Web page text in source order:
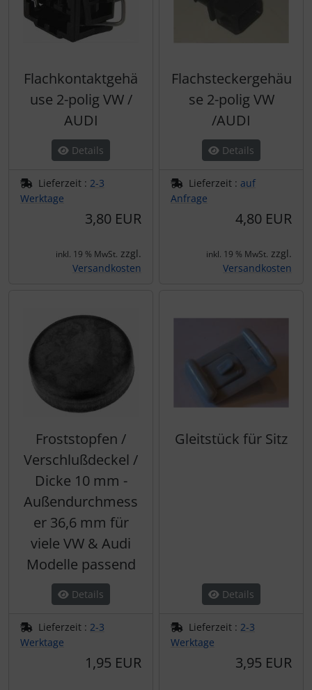
Flachkontaktgehä
use 2-polig VW /
AUDI
Details
Lieferzeit : 2-3
Werktage
3,80 EUR
inkl. 19 % MwSt. zzgl.
Versandkosten
Flachsteckergehäu
se 2-polig VW
/AUDI
Details
Lieferzeit : auf
Anfrage
4,80 EUR
inkl. 19 % MwSt. zzgl.
Versandkosten
Froststopfen /
Verschlußdeckel /
Dicke 10 mm -
Außendurchmess
er 36,6 mm für
viele VW & Audi
Modelle passend
Details
Lieferzeit : 2-3
Werktage
1,95 EUR
Gleitstück für Sitz
Details
Lieferzeit : 2-3
Werktage
3,95 EUR